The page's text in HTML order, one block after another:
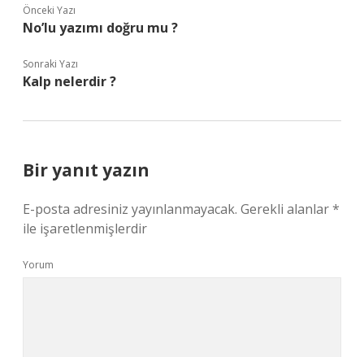
Önceki Yazı
No’lu yazımı doğru mu ?
Sonraki Yazı
Kalp nelerdir ?
Bir yanıt yazın
E-posta adresiniz yayınlanmayacak. Gerekli alanlar*
ile işaretlenmişlerdir
Yorum